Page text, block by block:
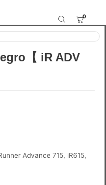
0
【 iR ADV
Advance 715, iR615,